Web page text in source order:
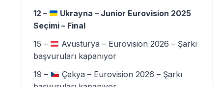
12 –
Ukrayna – Junior Eurovision 2025
Seçimi – Final
15 –
Avusturya – Eurovision 2026 – Şarkı
başvuruları kapanıyor
19 –
Çekya – Eurovision 2026 – Şarkı